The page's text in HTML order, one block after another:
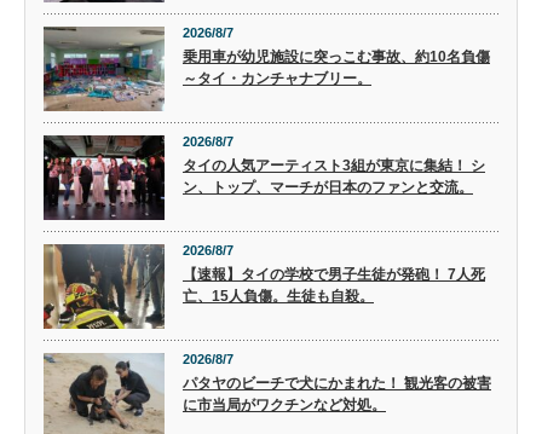
2026/8/7
乗用車が幼児施設に突っこむ事故、約10名負傷
～タイ・カンチャナブリー。
2026/8/7
タイの人気アーティスト3組が東京に集結！ シ
ン、トップ、マーチが日本のファンと交流。
2026/8/7
【速報】タイの学校で男子生徒が発砲！ 7人死
亡、15人負傷。生徒も自殺。
2026/8/7
パタヤのビーチで犬にかまれた！ 観光客の被害
に市当局がワクチンなど対処。